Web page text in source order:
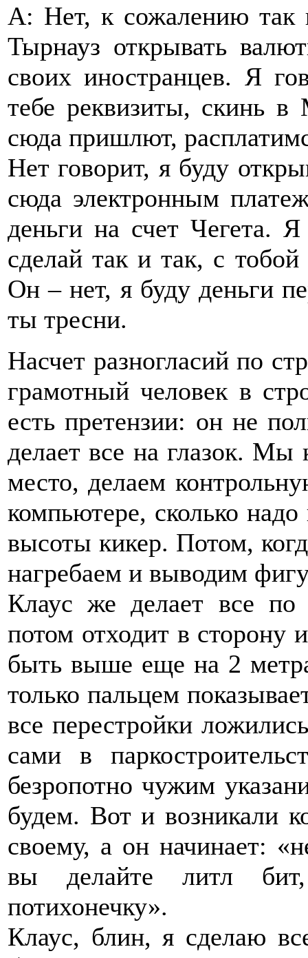
А: Нет, к сожалению так
Тырнауз открывать
своих иностранцев. Я
тебе реквизиты, скинь в
сюда пришлют,
Нет говорит, я буду
сюда электронным
деньги на счет Чегета.
сделай так и так, с тобой
Он – нет, я буду деньги
ты тресни.
Насчет разногласий по
грамотный человек в
есть претензии: он не
делает все на глазок. Мы
место, делаем
компьютере, сколько
высоты кикер. Потом,
нагребаем и выводим
Клаус же делает все по
потом отходит в сторону
быть выше еще на 2
только пальцем
все перестройки
сами в
безропотно чужим
будем. Вот и возникали
своему, а он начинает:
вы делайте литл
потихонечку».
Клаус, блин, я сделаю